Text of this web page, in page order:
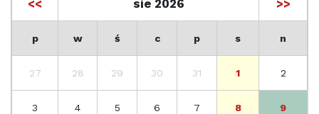
<< sie 2026 >>
p w ś c p s n
27 28 29 30 31 1 2
3 4 5 6 7 8 9